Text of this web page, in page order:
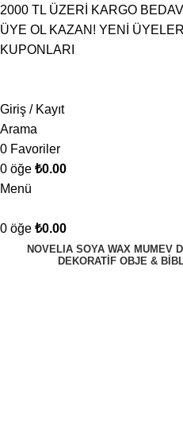
2000 TL ÜZERİ KARGO
ÜYE OL KAZAN! YENİ
KUPONLARI
Giriş / Kayıt
Arama
0 Favoriler
0 öğe ₺0.00
Menü
0 öğe ₺0.00
NOVELIA SOYA WAX MUM EV
DEKORATİF OBJE &